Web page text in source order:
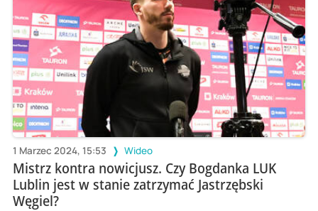
1 Marzec 2024, 15:53 Wideo
Mistrz kontra nowicjusz. Czy Bogdanka LUK
Lublin jest w stanie zatrzymać Jastrzębski
Węgiel?